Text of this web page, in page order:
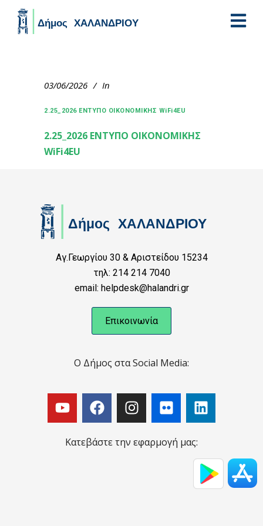
03/06/2026 In
2.25_2026 ΕΝΤΥΠΟ ΟΙΚΟΝΟΜΙΚΗΣ WiFi4EU
2.25_2026 ΕΝΤΥΠΟ ΟΙΚΟΝΟΜΙΚΗΣ
WiFi4EU
Αγ.Γεωργίου 30 & Αριστείδου 15234
τηλ: 214 214 7040
email: helpdesk@halandri.gr
Επικοινωνία
Ο Δήμος στα Social Media:
Κατεβάστε την εφαρμογή μας: